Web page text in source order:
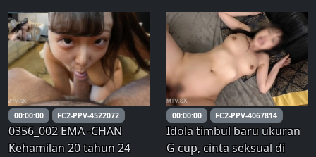
masih perawan, dan
wanita yang kuminta
untuk mengambil
keperawananku di tempat
pemandian wanita
menikah ternyata adalah
ibu temanku, M
dikatakan menjijikkan.
00:00:00 FC2-PPV-4522072
0356_002 EMA -CHAN
Kehamilan 20 tahun 24
00:00:00 FC2-PPV-4067814
Idola timbul baru ukuran
G cup, cinta seksual di